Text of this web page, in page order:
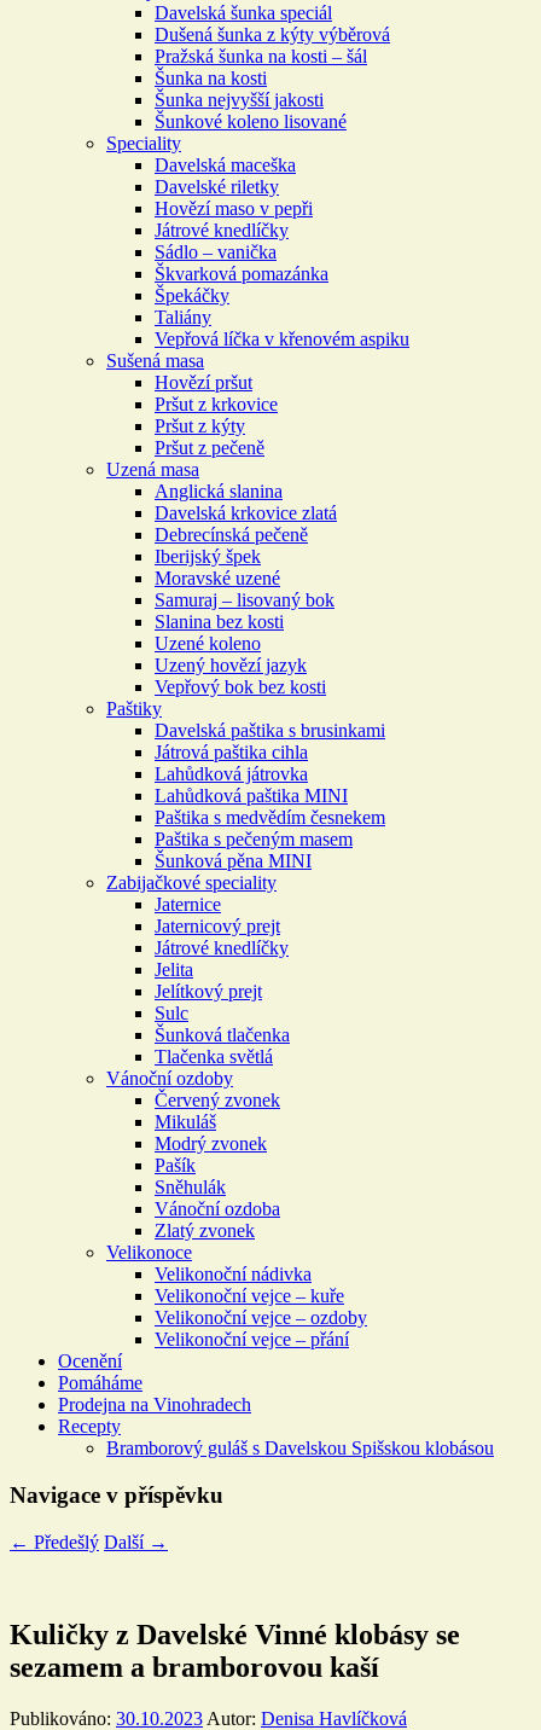
Davelská šunka speciál
Dušená šunka z kýty výběrová
Pražská šunka na kosti – šál
Šunka na kosti
Šunka nejvyšší jakosti
Šunkové koleno lisované
Speciality
Davelská maceška
Davelské riletky
Hovězí maso v pepři
Játrové knedlíčky
Sádlo – vanička
Škvarková pomazánka
Špekáčky
Taliány
Vepřová líčka v křenovém aspiku
Sušená masa
Hovězí pršut
Pršut z krkovice
Pršut z kýty
Pršut z pečeně
Uzená masa
Anglická slanina
Davelská krkovice zlatá
Debrecínská pečeně
Iberijský špek
Moravské uzené
Samuraj – lisovaný bok
Slanina bez kosti
Uzené koleno
Uzený hovězí jazyk
Vepřový bok bez kosti
Paštiky
Davelská paštika s brusinkami
Játrová paštika cihla
Lahůdková játrovka
Lahůdková paštika MINI
Paštika s medvědím česnekem
Paštika s pečeným masem
Šunková pěna MINI
Zabijačkové speciality
Jaternice
Jaternicový prejt
Játrové knedlíčky
Jelita
Jelítkový prejt
Sulc
Šunková tlačenka
Tlačenka světlá
Vánoční ozdoby
Červený zvonek
Mikuláš
Modrý zvonek
Pašík
Sněhulák
Vánoční ozdoba
Zlatý zvonek
Velikonoce
Velikonoční nádivka
Velikonoční vejce – kuře
Velikonoční vejce – ozdoby
Velikonoční vejce – přání
Ocenění
Pomáháme
Prodejna na Vinohradech
Recepty
Bramborový guláš s Davelskou Spišskou klobásou
Navigace v příspěvku
← Předešlý Další →
Kuličky z Davelské Vinné klobásy se
sezamem a bramborovou kaší
Publikováno: 30.10.2023 Autor: Denisa Havlíčková